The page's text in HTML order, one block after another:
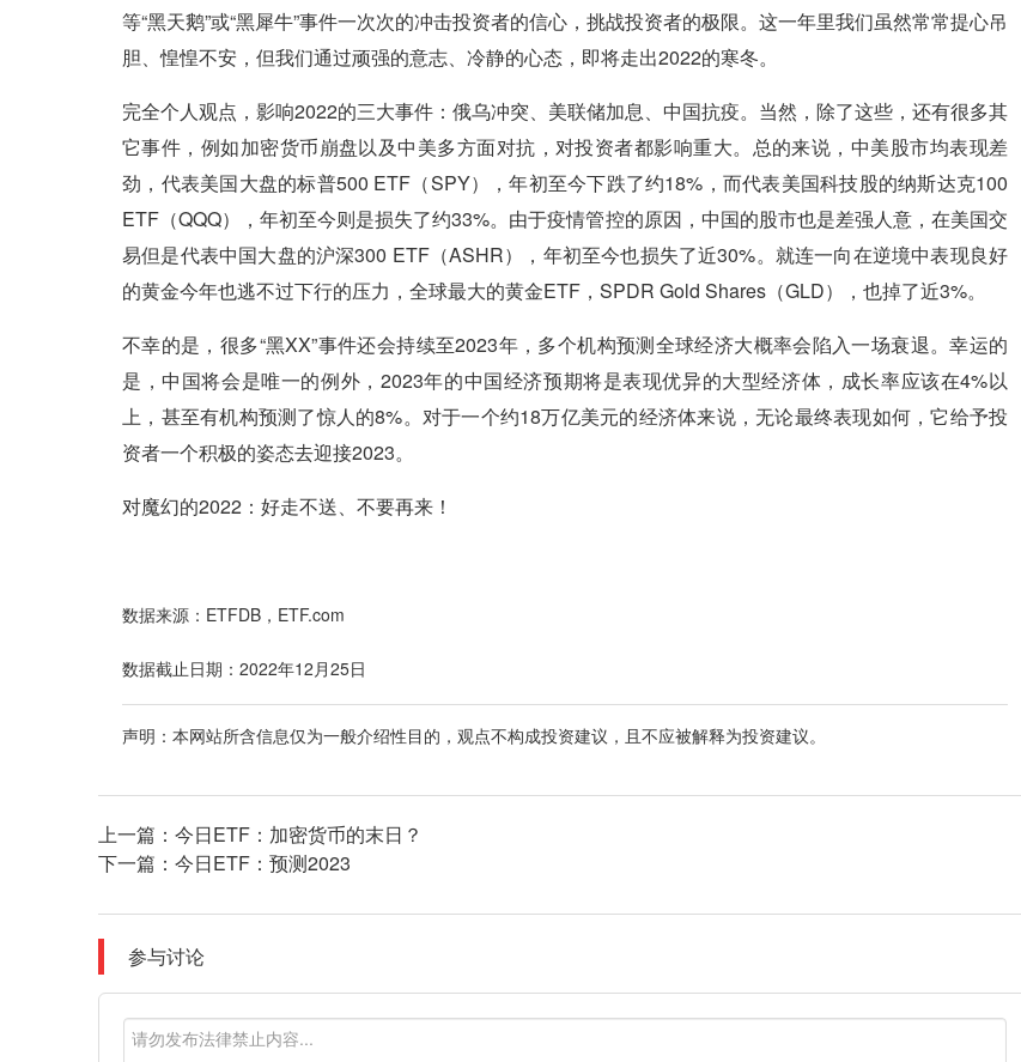
等“黑天鹅”或“黑犀牛”事件一次次的冲击投资者的信心，挑战投资者的极限。这一年里我们虽然常常提心吊
胆、惶惶不安，但我们通过顽强的意志、冷静的心态，即将走出2022的寒冬。
完全个人观点，影响2022的三大事件：俄乌冲突、美联储加息、中国抗疫。当然，除了这些，还有很多其
它事件，例如加密货币崩盘以及中美多方面对抗，对投资者都影响重大。总的来说，中美股市均表现差
劲，代表美国大盘的标普500 ETF（SPY），年初至今下跌了约18%，而代表美国科技股的纳斯达克100
ETF（QQQ），年初至今则是损失了约33%。由于疫情管控的原因，中国的股市也是差强人意，在美国交
易但是代表中国大盘的沪深300 ETF（ASHR），年初至今也损失了近30%。就连一向在逆境中表现良好
的黄金今年也逃不过下行的压力，全球最大的黄金ETF，SPDR Gold Shares（GLD），也掉了近3%。
不幸的是，很多“黑XX”事件还会持续至2023年，多个机构预测全球经济大概率会陷入一场衰退。幸运的
是，中国将会是唯一的例外，2023年的中国经济预期将是表现优异的大型经济体，成长率应该在4%以
上，甚至有机构预测了惊人的8%。对于一个约18万亿美元的经济体来说，无论最终表现如何，它给予投
资者一个积极的姿态去迎接2023。
对魔幻的2022：好走不送、不要再来！
数据来源：ETFDB，ETF.com
数据截止日期：2022年12月25日
声明：本网站所含信息仅为一般介绍性目的，观点不构成投资建议，且不应被解释为投资建议。
上一篇： 今日ETF：加密货币的末日？
下一篇： 今日ETF：预测2023
参与讨论